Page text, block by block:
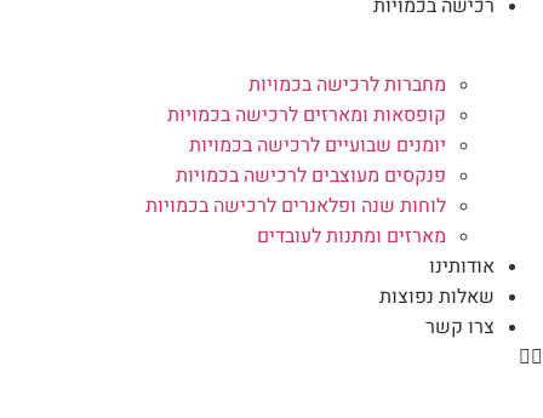
מחברות לרכישה בכמויות
קופסאות ומארזים לרכישה בכמויות
יומנים שבועיים לרכישה בכמויות
פנקסים מעוצבים לרכישה בכמויות
לוחות שנה ופלאנרים לרכישה בכמויות
מארזים ומתנות לעובדים
אודותינו
שאלות נפוצות
צרו קשר